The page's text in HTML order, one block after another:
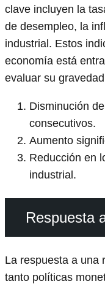
clave incluyen la
de desempleo, la
industrial. Estos
economía está
evaluar su
Disminución
consecutivos.
Aumento
Reducción en
industrial.
Respuesta
La respuesta a una
tanto políticas